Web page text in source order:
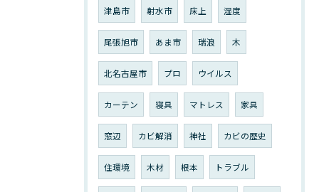
津島市 射水市 床上 湿度
尾張旭市 あま市 瑞浪 木
北名古屋市 プロ ウイルス
カーテン 寝具 マトレス 家具
窓辺 カビ解消 神社 カビの歴史
住環境 木材 根本 トラブル